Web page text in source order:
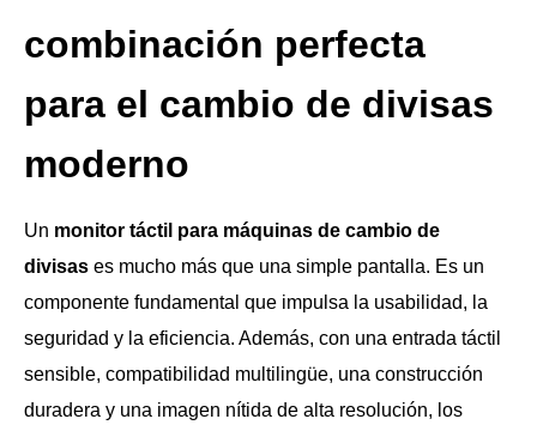
combinación perfecta
para el cambio de divisas
moderno
Un monitor táctil para máquinas de cambio de
divisas es mucho más que una simple pantalla. Es un
componente fundamental que impulsa la usabilidad, la
seguridad y la eficiencia. Además, con una entrada táctil
sensible, compatibilidad multilingüe, una construcción
duradera y una imagen nítida de alta resolución, los